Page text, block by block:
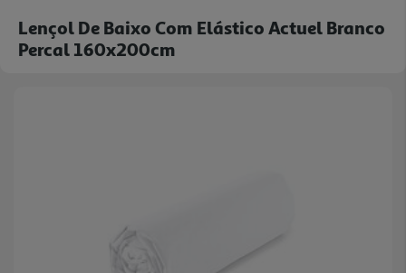
Lençol De Baixo Com Elástico Actuel Branco
Percal 160x200cm